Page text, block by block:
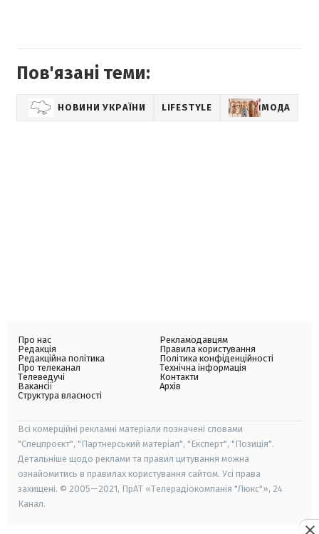
Пов'язані теми:
НОВИНИ УКРАЇНИ LIFESTYLE МОДА
Про нас
Редакція
Редакційна політика
Про телеканал
Телеведучі
Вакансії
Структура власності
Рекламодавцям
Правила користування
Політика конфіденційності
Технічна інформація
Контакти
Архів
Всі комерційні рекламні матеріали позначені словами
"Спецпроєкт", "Партнерський матеріал", "Експерт", "Позиція".
Детальніше щодо реклами та правил цитування можна
ознайомитись в правилах користування сайтом. Усі права
захищені. © 2005—2021, ПрАТ «Телерадіокомпанія "Люкс"», 24
Канал.